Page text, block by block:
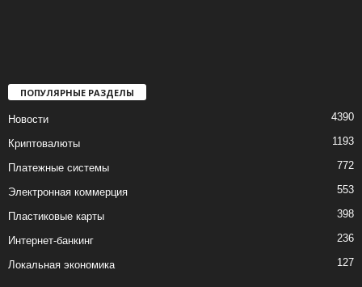
ПОПУЛЯРНЫЕ РАЗДЕЛЫ
Новости 4390
Криптовалюты 1193
Платежные системы 772
Электронная коммерция 553
Пластиковые карты 398
Интернет-банкинг 236
Локальная экономика 127